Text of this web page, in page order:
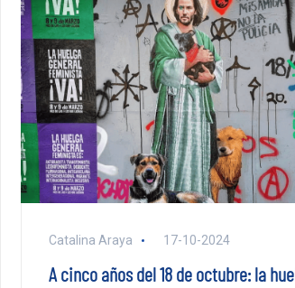
Catalina Araya 17-10-2024
A cinco años del 18 de octubre: la